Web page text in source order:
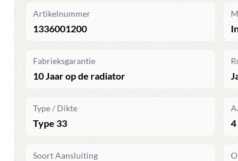
Artikelnummer
1336001200
Fabrieksgarantie
10 Jaar op de radiator
Type / Dikte
Type 33 4
Soort Aansluiting